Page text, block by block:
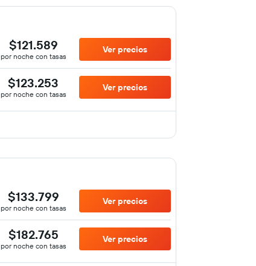
$121.589
por noche con tasas
Ver precios
$123.253
por noche con tasas
Ver precios
$133.799
por noche con tasas
Ver precios
$182.765
por noche con tasas
Ver precios